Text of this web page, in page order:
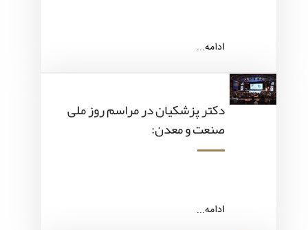
ادامه...
دکتر پزشکیان در مراسم روز ملی
صنعت و معدن:
ادامه...